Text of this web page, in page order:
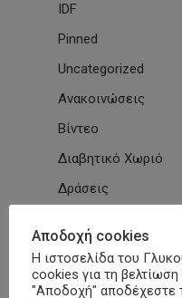
IDF
Pinned
Uncategorized
Ανακοινώσεις
Βίντεο
Διαβητικό Χωριό
Δράσεις
Εθνικές & Διεθνείς
Εκδηλώσεις
Αποδοχή cookies
Η ιστοσελίδα του
cookies για τη
"Αποδοχή" αποδέχεστε